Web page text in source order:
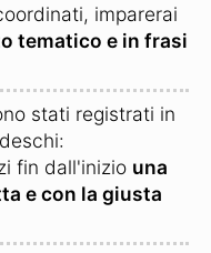
imparerai
tematico e in frasi
stati registrati in
fin dall'inizio una
e con la giusta